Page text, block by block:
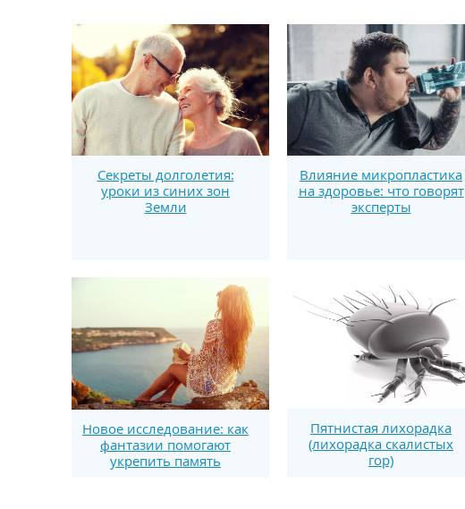
Секреты долголетия:
уроки из синих зон
Земли
Влияние микропластика
на здоровье: что говорят
эксперты
Новое исследование: как
фантазии помогают
укрепить память
Пятнистая лихорадка
(лихорадка скалистых
гор)